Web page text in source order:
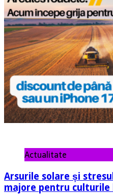
Actualitate
Arsurile solare și
majore pentru culturile